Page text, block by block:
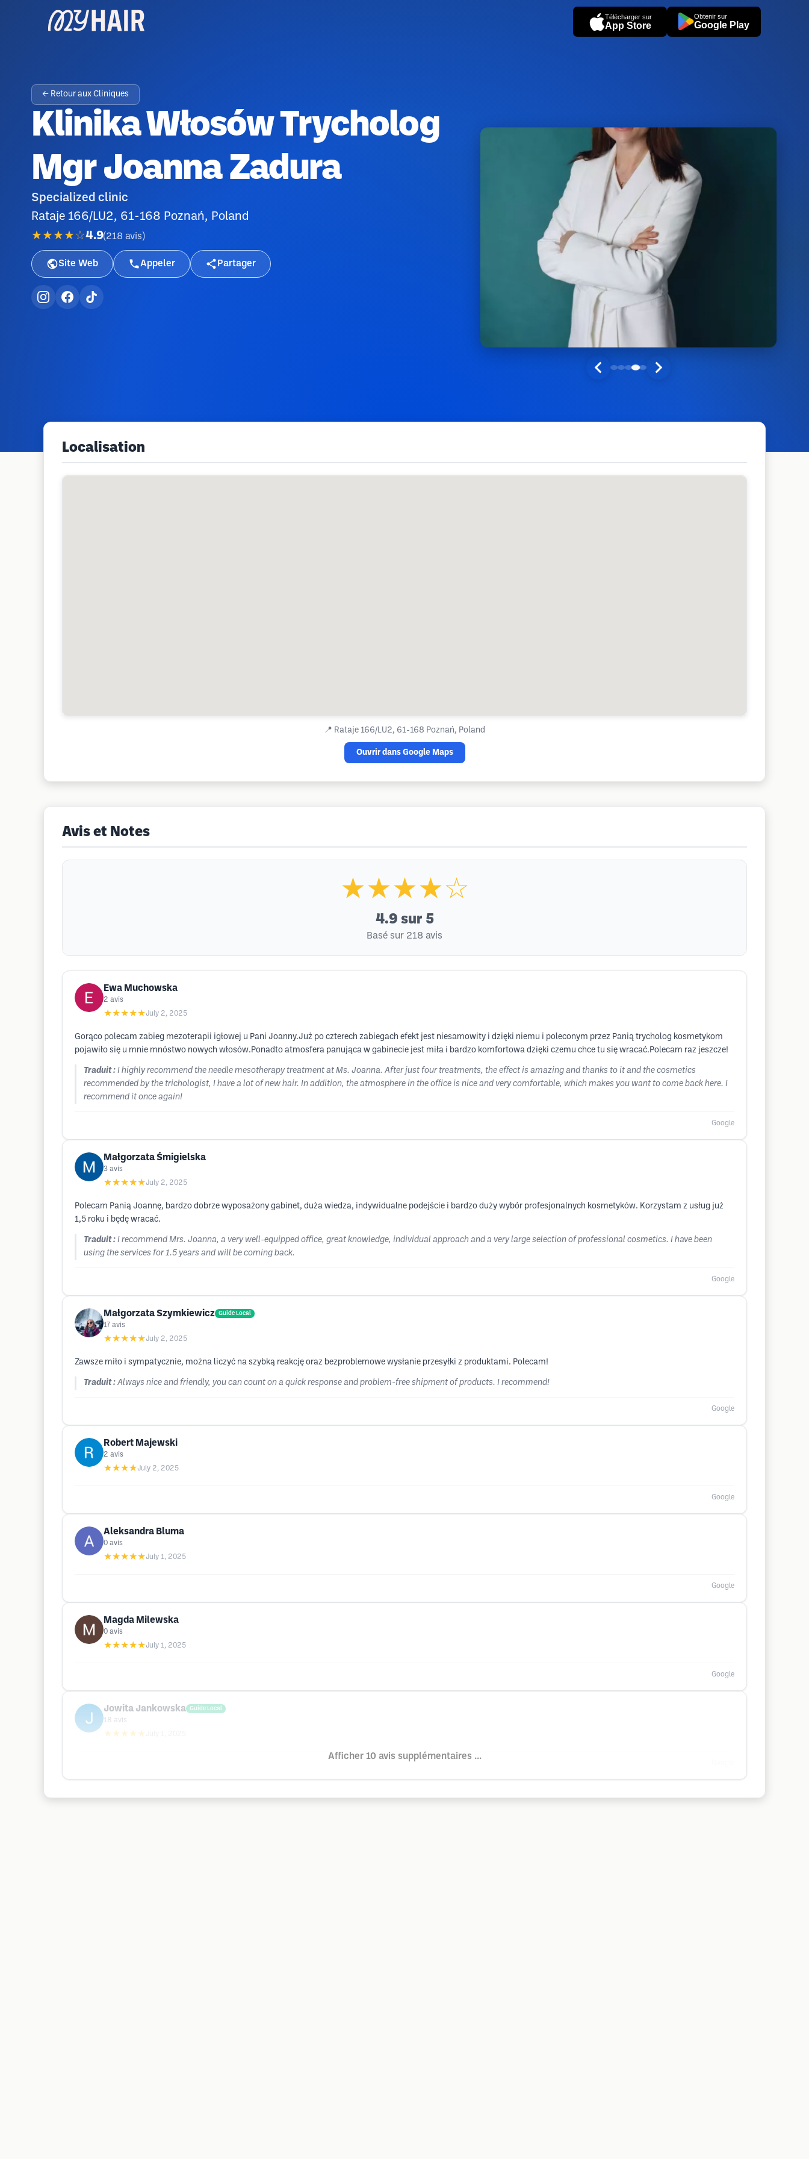
Télécharger sur
App Store
Obtenir sur
Google Play
← Retour aux Cliniques
Klinika Włosów Trycholog
Mgr Joanna Zadura
Specialized clinic
Rataje 166/LU2, 61-168 Poznań, Poland
★★★★☆4.9(218 avis )
Site Web Appeler Partager
Localisation
📍 Rataje 166/LU2, 61-168 Poznań, Poland
Ouvrir dans Google Maps
Avis et Notes
★★★★☆
4.9 sur 5
Basé sur 218 avis
Ewa Muchowska
2 avis
★★★★★July 2, 2025
Gorąco polecam zabieg mezoterapii igłowej u Pani Joanny.Już po czterech zabiegach efekt jest niesamowity i dzięki niemu i poleconym przez Panią trycholog kosmetykom
pojawiło się u mnie mnóstwo nowych włosów.Ponadto atmosfera panująca w gabinecie jest miła i bardzo komfortowa dzięki czemu chce tu się wracać.Polecam raz jeszcze!
Traduit : I highly recommend the needle mesotherapy treatment at Ms. Joanna. After just four treatments, the effect is amazing and thanks to it and the cosmetics
recommended by the trichologist, I have a lot of new hair. In addition, the atmosphere in the office is nice and very comfortable, which makes you want to come back here. I
recommend it once again!
Google
Małgorzata Śmigielska
3 avis
★★★★★July 2, 2025
Polecam Panią Joannę, bardzo dobrze wyposażony gabinet, duża wiedza, indywidualne podejście i bardzo duży wybór profesjonalnych kosmetyków. Korzystam z usług już
1,5 roku i będę wracać.
Traduit : I recommend Mrs. Joanna, a very well-equipped office, great knowledge, individual approach and a very large selection of professional cosmetics. I have been
using the services for 1.5 years and will be coming back.
Google
Małgorzata Szymkiewicz Guide Local
17 avis
★★★★★July 2, 2025
Zawsze miło i sympatycznie, można liczyć na szybką reakcję oraz bezproblemowe wysłanie przesyłki z produktami. Polecam!
Traduit : Always nice and friendly, you can count on a quick response and problem-free shipment of products. I recommend!
Google
Robert Majewski
2 avis
★★★★July 2, 2025
Google
Aleksandra Bluma
0 avis
★★★★★July 1, 2025
Google
Magda Milewska
0 avis
★★★★★July 1, 2025
Google
Jowita Jankowska Guide Local
18 avis
★★★★★
Afficher 10 avis supplémentaires ...